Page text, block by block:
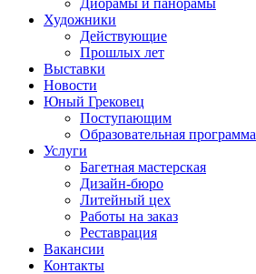
Художники
Действующие
Прошлых лет
Выставки
Новости
Юный Грековец
Поступающим
Образовательная программа
Услуги
Багетная мастерская
Дизайн-бюро
Литейный цех
Работы на заказ
Реставрация
Вакансии
Контакты